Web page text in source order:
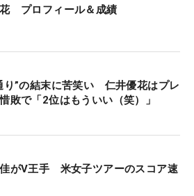
）より上の1位で終えたい。
るので、明日もしっかり伸ば
いのかな。いいスコアと悪い
ースなので、あまり攻め過ぎず
かり守って、マネジメントを
」
整えて、悲願のツアー初Vを
プロフィール＆成績
り”の結末に苦笑い 仁井優花はプレ
敗で「2位はもういい（笑）」
がV王手 米女子ツアーのスコア速